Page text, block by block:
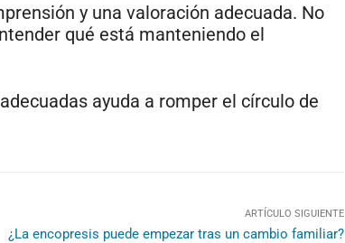
y una valoración adecuada. No
qué está manteniendo el
ayuda a romper el círculo de
ARTÍCULO SIGUIENTE
¿La encopresis puede empezar tras un cambio familiar?